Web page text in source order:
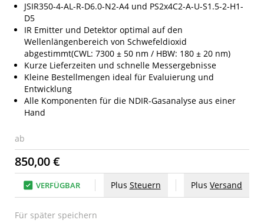
JSIR350-4-AL-R-D6.0-N2-A4 und PS2x4C2-A-U-S1.5-2-H1-
D5
IR Emitter und Detektor optimal auf den
Wellenlängenbereich von Schwefeldioxid
abgestimmt(CWL: 7300 ± 50 nm / HBW: 180 ± 20 nm)
Kurze Lieferzeiten und schnelle Messergebnisse
Kleine Bestellmengen ideal für Evaluierung und
Entwicklung
Alle Komponenten für die NDIR-Gasanalyse aus einer
Hand
ab
850,00 €
VERFÜGBAR Plus Steuern Plus Versand
Für später speichern